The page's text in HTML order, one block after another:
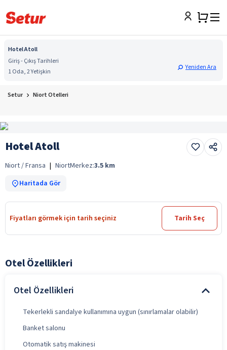
Hotel Atoll
Giriş - Çıkış Tarihleri
1 Oda, 2 Yetişkin
Yeniden Ara
Setur Niort Otelleri
Hotel Atoll
Niort / Fransa | NiortMerkez:3.5 km
Haritada Gör
Fiyatları görmek için tarih seçiniz Tarih Seç
Otel Özellikleri
Otel Özellikleri
Tekerlekli sandalye kullanımına uygun (sınırlamalar olabilir)
Banket salonu
Otomatik satış makinesi